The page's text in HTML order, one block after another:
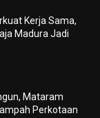
Kerja Sama,
Madura Jadi
Mataram
Perkotaan